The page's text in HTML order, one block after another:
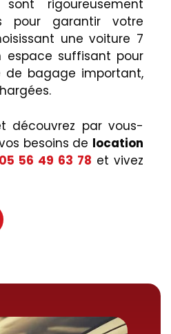
rigoureusement
pour garantir votre
une voiture 7
espace suffisant pour
de bagage important,
découvrez par vous-
besoins de location
05 56 49 63 78 et vivez